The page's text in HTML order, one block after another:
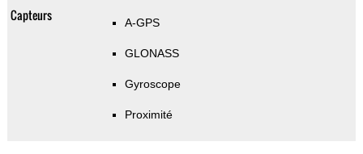
Capteurs A-GPS
GLONASS
Gyroscope
Proximité